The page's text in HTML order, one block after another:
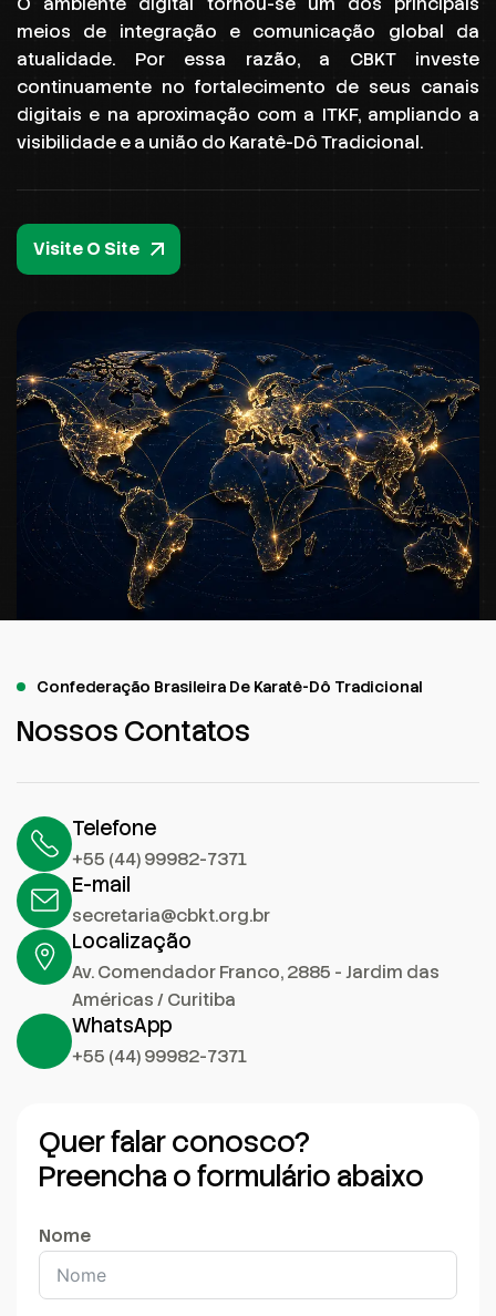
meios de integração e comunicação global da
atualidade. Por essa razão, a CBKT investe
continuamente no fortalecimento de seus canais
digitais e na aproximação com a ITKF, ampliando a
visibilidade e a união do Karatê-Dô Tradicional.
Visite O Site
Quer falar conosco?
Preencha o formulário abaixo
Nome
Confederação Brasileira De Karatê-Dô Tradicional
Nossos Contatos
Telefone
+55 (44) 99982-7371
E-mail
secretaria@cbkt.org.br
Localização
Av. Comendador Franco, 2885 - Jardim das
Américas / Curitiba
WhatsApp
+55 (44) 99982-7371